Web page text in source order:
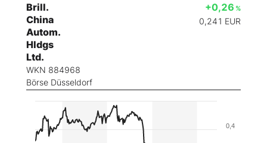
Brill.
China
Autom.
Hldgs
Ltd.
WKN 884968
Börse Düsseldorf
+0,26 %
0,241 EUR
0,4